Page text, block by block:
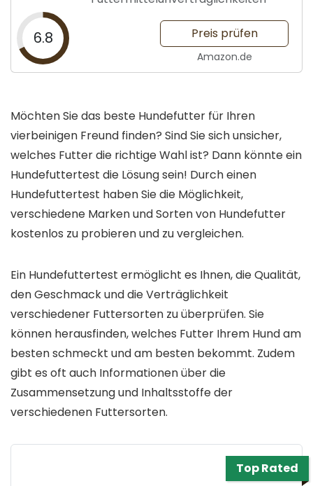
6.8 Preis prüfen
Amazon.de
Möchten Sie das beste Hundefutter für Ihren
vierbeinigen Freund finden? Sind Sie sich unsicher,
welches Futter die richtige Wahl ist? Dann könnte ein
Hundefuttertest die Lösung sein! Durch einen
Hundefuttertest haben Sie die Möglichkeit,
verschiedene Marken und Sorten von Hundefutter
kostenlos zu probieren und zu vergleichen.
Ein Hundefuttertest ermöglicht es Ihnen, die Qualität,
den Geschmack und die Verträglichkeit
verschiedener Futtersorten zu überprüfen. Sie
können herausfinden, welches Futter Ihrem Hund am
besten schmeckt und am besten bekommt. Zudem
gibt es oft auch Informationen über die
Zusammensetzung und Inhaltsstoffe der
verschiedenen Futtersorten.
Top Rated